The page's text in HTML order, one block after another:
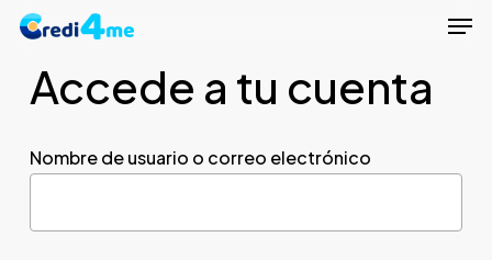
Skip
mainAccede a tu cuenta
Nombre de usuario o correo electrónico